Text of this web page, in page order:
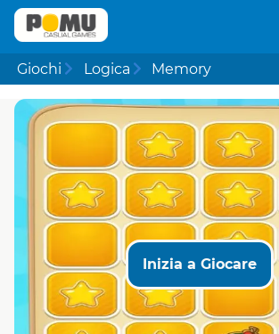
Giochi Logica Memory
Inizia a Giocare